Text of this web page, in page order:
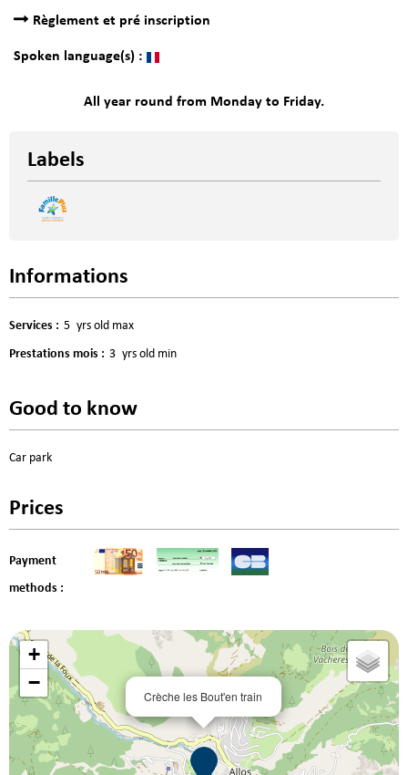
Règlement et pré inscription
Spoken language(s) :
All year round from Monday to Friday.
Labels
Informations
Services : 5 yrs old max
Prestations mois : 3 yrs old min
Good to know
Car park
Prices
Payment
methods :
Crèche les Bout'en train
+
−